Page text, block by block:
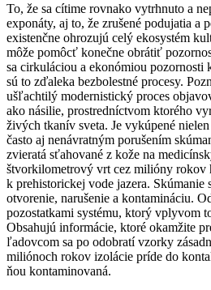
To, že sa cítime rovnako vytrhnuto a
exponáty, aj to, že zrušené podujatia a
existenčne ohrozujú celý ekosystém
môže pomôcť konečne obrátiť
sa cirkuláciou a ekonómiou
sú to zďaleka bezbolestné procesy.
ušľachtilý modernistický proces
ako násilie, prostredníctvom ktorého
živých tkanív sveta. Je vykúpené
často aj nenávratným porušením
zvieratá sťahované z kože na
štvorkilometrový vrt cez milióny rokov
k prehistorickej vode jazera. Skúmanie
otvorenie, narušenie a kontamináciu.
pozostatkami systému, ktorý vplyvom
Obsahujú informácie, ktoré okamžite
ľadovcom sa po odobratí vzorky
miliónoch rokov izolácie príde do
ňou kontaminovaná.